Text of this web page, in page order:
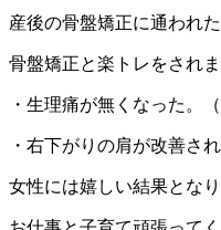
産後の骨盤矯正に通われ
骨盤矯正と楽トレをされま
・生理痛が無くなった。
・右下がりの肩が改善され
女性には嬉しい結果とな